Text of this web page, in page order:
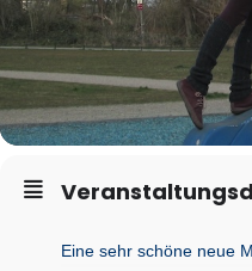
Eine sehr schöne neue